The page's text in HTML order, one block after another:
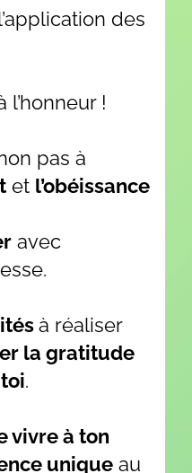
des
l’honneur !
pas à
et l’obéissance
avec
à réaliser
la gratitude
.
vivre à ton
unique au